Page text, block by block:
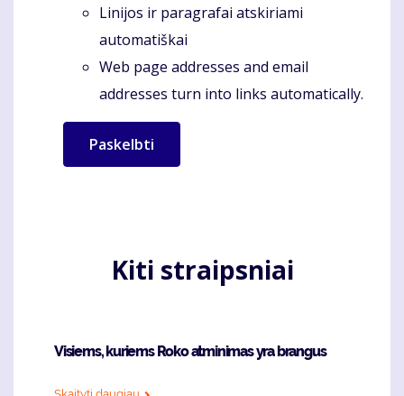
Linijos ir paragrafai atskiriami
automatiškai
Web page addresses and email
addresses turn into links automatically.
Kiti straipsniai
Visiems, kuriems Roko atminimas yra brangus